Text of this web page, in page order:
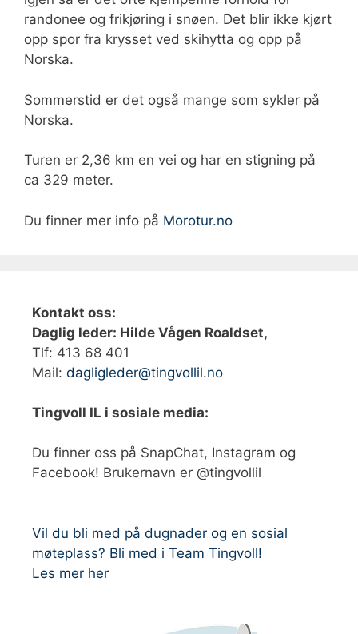
randonee og frikjøring i snøen. Det blir ikke kjørt
opp spor fra krysset ved skihytta og opp på
Norska.
Sommerstid er det også mange som sykler på
Norska.
Turen er 2,36 km en vei og har en stigning på
ca 329 meter.
Du finner mer info på Morotur.no
Kontakt oss:
Daglig leder: Hilde Vågen Roaldset,
Tlf: 413 68 401‬
Mail: dagligleder@tingvollil.no
Tingvoll IL i sosiale media:
Du finner oss på SnapChat, Instagram og
Facebook! Brukernavn er @tingvollil
Vil du bli med på dugnader og en sosial
møteplass? Bli med i Team Tingvoll!
Les mer her